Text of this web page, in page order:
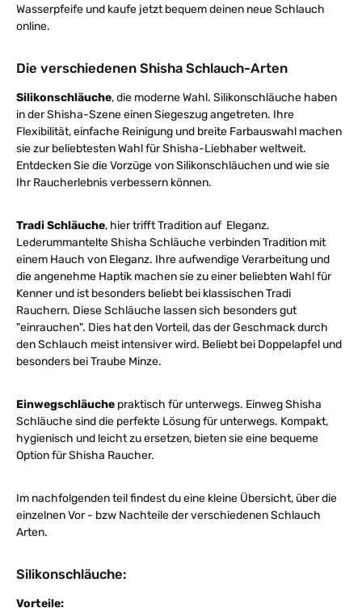
Wasserpfeife und kaufe jetzt bequem deinen neue Schlauch
online.
Die verschiedenen Shisha Schlauch-Arten
Silikonschläuche, die moderne Wahl. Silikonschläuche haben
in der Shisha-Szene einen Siegeszug angetreten. Ihre
Flexibilität, einfache Reinigung und breite Farbauswahl machen
sie zur beliebtesten Wahl für Shisha-Liebhaber weltweit.
Entdecken Sie die Vorzüge von Silikonschläuchen und wie sie
Ihr Raucherlebnis verbessern können.
Tradi Schläuche, hier trifft Tradition auf Eleganz.
Lederummantelte Shisha Schläuche verbinden Tradition mit
einem Hauch von Eleganz. Ihre aufwendige Verarbeitung und
die angenehme Haptik machen sie zu einer beliebten Wahl für
Kenner und ist besonders beliebt bei klassischen Tradi
Rauchern. Diese Schläuche lassen sich besonders gut
"einrauchen". Dies hat den Vorteil, das der Geschmack durch
den Schlauch meist intensiver wird. Beliebt bei Doppelapfel und
besonders bei Traube Minze.
Einwegschläuche praktisch für unterwegs. Einweg Shisha
Schläuche sind die perfekte Lösung für unterwegs. Kompakt,
hygienisch und leicht zu ersetzen, bieten sie eine bequeme
Option für Shisha Raucher.
Im nachfolgenden teil findest du eine kleine Übersicht, über die
einzelnen Vor - bzw Nachteile der verschiedenen Schlauch
Arten.
Silikonschläuche:
Vorteile: